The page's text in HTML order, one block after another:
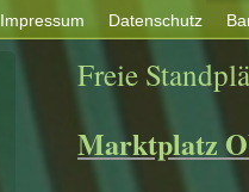
Impressum Datenschutz
Freie
Marktplatz